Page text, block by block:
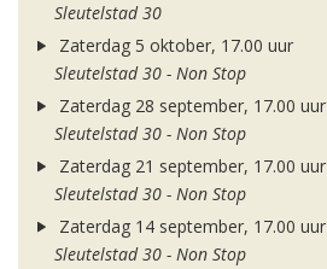
Sleutelstad 30
Zaterdag 5 oktober, 17.00 uur
Sleutelstad 30 - Non Stop
Zaterdag 28 september, 17.00 uur
Sleutelstad 30 - Non Stop
Zaterdag 21 september, 17.00 uur
Sleutelstad 30 - Non Stop
Zaterdag 14 september, 17.00 uur
Sleutelstad 30 - Non Stop